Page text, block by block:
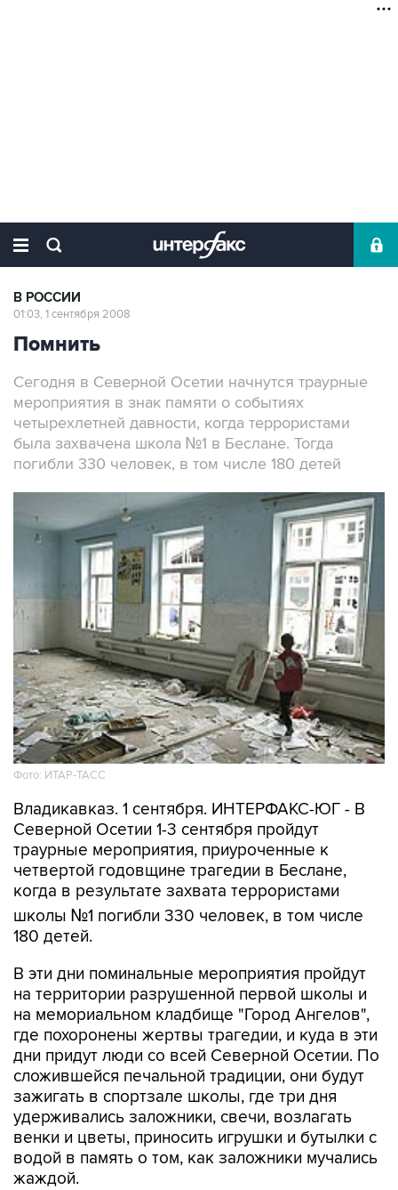
В РОССИИ
01:03, 1 сентября 2008
Помнить
Сегодня в Северной Осетии начнутся траурные
мероприятия в знак памяти о событиях
четырехлетней давности, когда террористами
была захвачена школа №1 в Беслане. Тогда
погибли 330 человек, в том числе 180 детей
Фото: ИТАР-ТАСС
Владикавказ. 1 сентября. ИНТЕРФАКС-ЮГ - В
Северной Осетии 1-3 сентября пройдут
траурные мероприятия, приуроченные к
четвертой годовщине трагедии в Беслане,
когда в результате захвата террористами
школы №1 погибли 330 человек, в том числе
180 детей.
В эти дни поминальные мероприятия пройдут
на территории разрушенной первой школы и
на мемориальном кладбище "Город Ангелов",
где похоронены жертвы трагедии, и куда в эти
дни придут люди со всей Северной Осетии. По
сложившейся печальной традиции, они будут
зажигать в спортзале школы, где три дня
удерживались заложники, свечи, возлагать
венки и цветы, приносить игрушки и бутылки с
водой в память о том, как заложники мучались
жаждой.